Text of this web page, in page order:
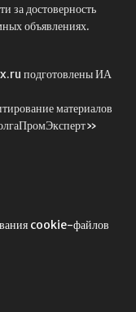
за достоверность
объявлениях.
подготовлены ИА
материалов
cookie-файлов